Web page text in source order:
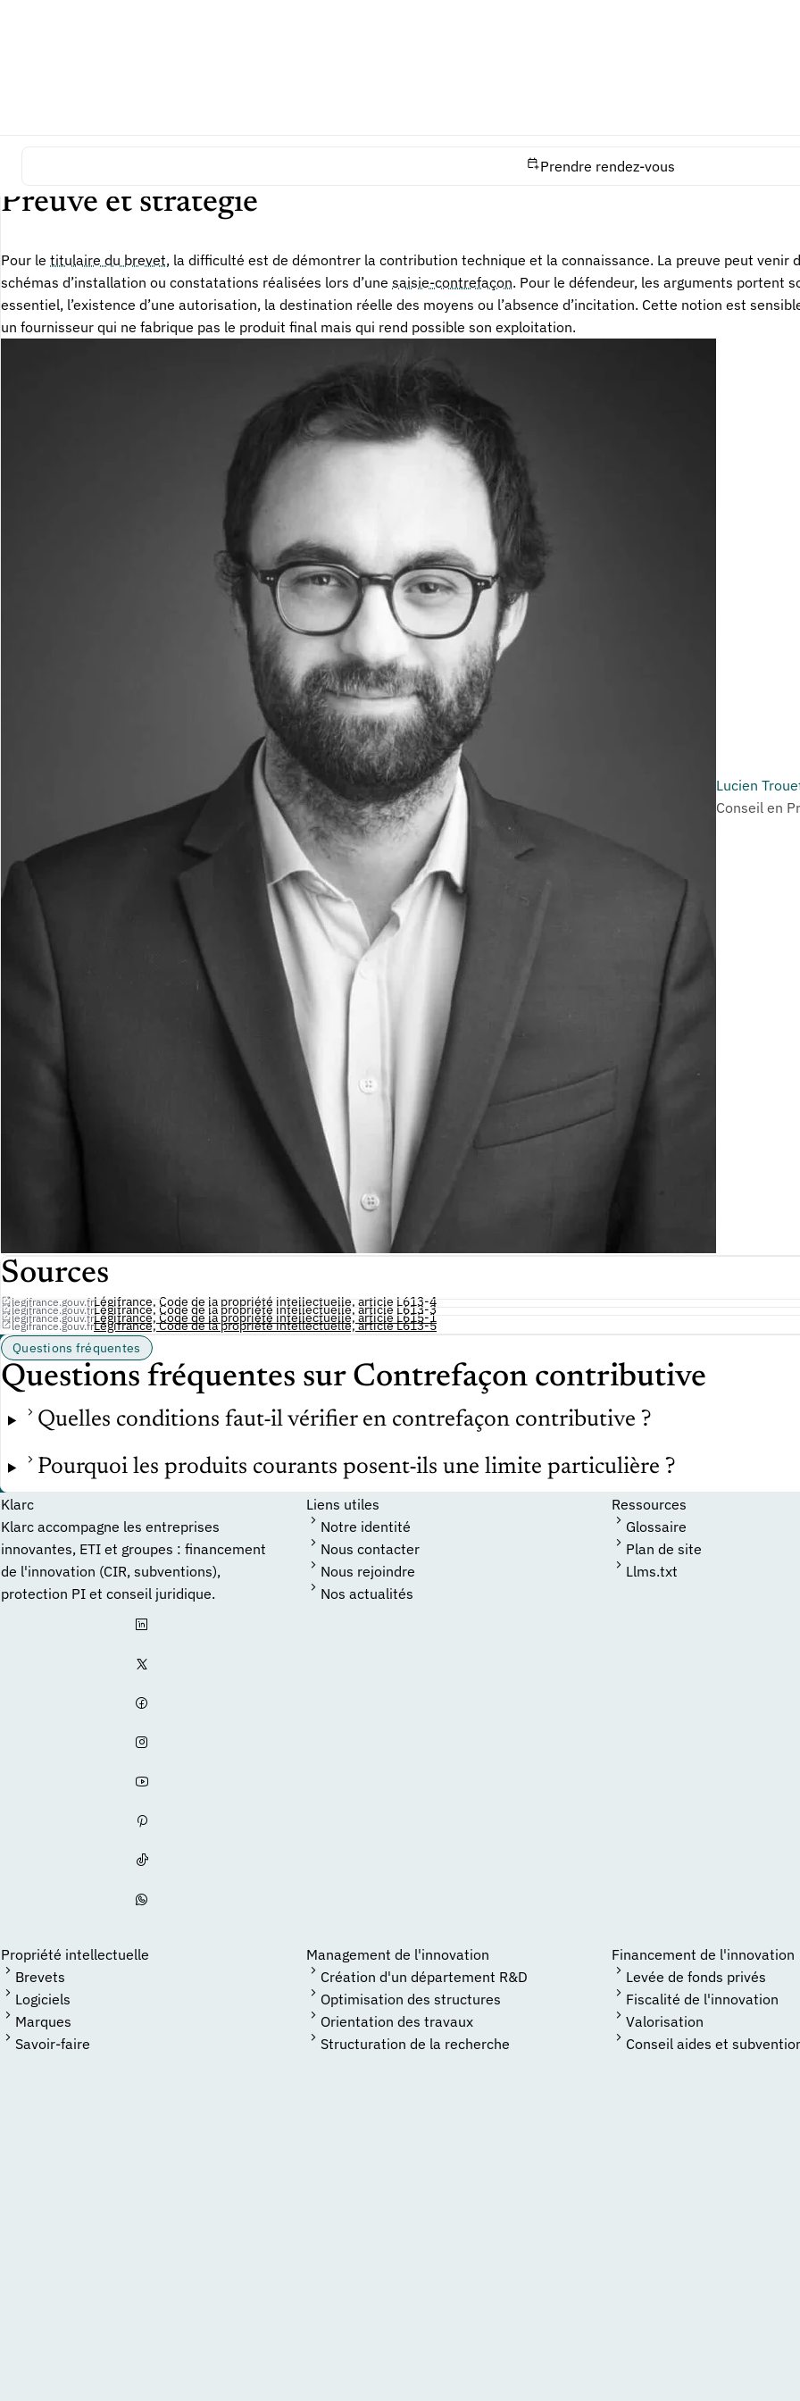
Prendre rendez-vous
Preuve et stratégie
Pour le titulaire du brevet, la difficulté est de démontrer la contribution technique et la connaissance. La preuve peut venir
schémas d’installation ou constatations réalisées lors d’une saisie-contrefaçon. Pour le défendeur, les arguments portent
essentiel, l’existence d’une autorisation, la destination réelle des moyens ou l’absence d’incitation. Cette notion est
un fournisseur qui ne fabrique pas le produit final mais qui rend possible son exploitation.
Lucien
Conseil en
Sources
legifrance.gouv.frLégifrance, Code de la propriété intellectuelle, article L613-4
legifrance.gouv.frLégifrance, Code de la propriété intellectuelle, article L613-3
legifrance.gouv.frLégifrance, Code de la propriété intellectuelle, article L615-1
legifrance.gouv.frLégifrance, Code de la propriété intellectuelle, article L613-5
Questions fréquentes
Questions fréquentes sur Contrefaçon contributive
Quelles conditions faut-il vérifier en contrefaçon contributive ?
Pourquoi les produits courants posent-ils une limite particulière ?
Klarc
Klarc accompagne les entreprises
innovantes, ETI et groupes : financement
de l'innovation (CIR, subventions),
protection PI et conseil juridique.
Liens utiles
Notre identité
Nous contacter
Nous rejoindre
Nos actualités
Ressources
Glossaire
Plan de site
Llms.txt
Propriété intellectuelle
Brevets
Logiciels
Marques
Savoir-faire
Management de l'innovation
Création d'un département R&D
Optimisation des structures
Orientation des travaux
Structuration de la recherche
Financement de l'innovation
Levée de fonds privés
Fiscalité de l'innovation
Valorisation
Conseil aides et